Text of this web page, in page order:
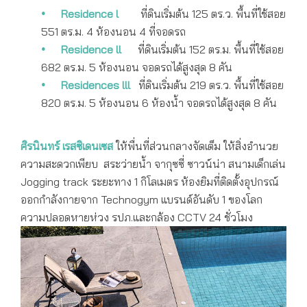
Residence lที่ดินเริ่มต้น 125 ตร.ว. พื้นที่ใช้สอย
551 ตร.ม. 4 ห้องนอน 4 ที่จอดรถ
Residence ll
ที่ดินเริ่มต้น 152 ตร.ม. พื้นที่ใช้สอย
682 ตร.ม. 5 ห้องนอน จอดรถได้สูงสุด 8 คัน
Residences lll ที่ดินเริ่มต้น 219 ตร.ว. พื้นที่ใช้สอย
820 ตร.ม. 5 ห้องนอน 6 ห้องน้ำ จอดรถได้สูงสุด 8 คัน
ศิรนินทร์ เรสซิเดนเซสให้พื่นที่ส่วนกลางจัดเต็ม ให้สิ่งอำนวย
ความสะดวกเพียบ สระว่ายน้ำ จากุซซี่ ซาวน์น่า สนามเด็กเล่น
Jogging track ระยะทาง 1 กิโลเมตร ห้องยิมที่ติดตั้งอุปกรณ์
ออกกำลังกายจาก Technogym แบรนด์อันดับ 1 ของโลก
ความปลอดหายห่วง รปภ.และกล้อง CCTV 24 ชั่วโมง